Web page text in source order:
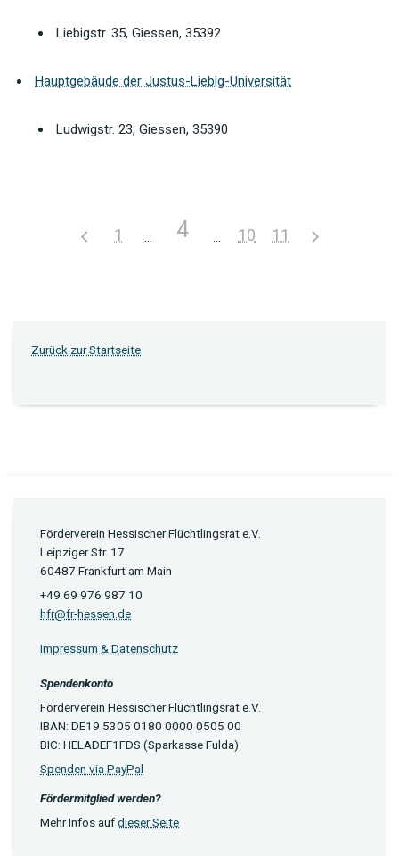
Liebigstr. 35, Giessen, 35392
Hauptgebäude der Justus-Liebig-Universität
Ludwigstr. 23, Giessen, 35390
1 4 10 11
Zurück zur Startseite
Förderverein Hessischer Flüchtlingsrat e.V.
Leipziger Str. 17
60487 Frankfurt am Main
+49 69 976 987 10
hfr@fr-hessen.de
Impressum & Datenschutz
Spendenkonto
Förderverein Hessischer Flüchtlingsrat e.V.
IBAN: DE19 5305 0180 0000 0505 00
BIC: HELADEF1FDS (Sparkasse Fulda)
Spenden via PayPal
Fördermitglied werden?
Mehr Infos aufdieser Seite